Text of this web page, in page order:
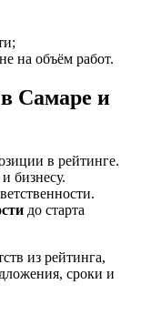
на объём работ.
Самаре и
в рейтинге.
бизнесу.
до старта
из рейтинга,
сроки и